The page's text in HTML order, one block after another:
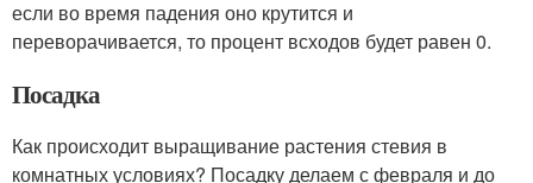
если во время падения оно крутится и
переворачивается, то процент всходов будет равен 0.
Посадка
Как происходит выращивание растения стевия в
комнатных условиях? Посадку делаем с февраля и до